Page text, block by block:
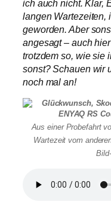
ich auch nicht. Klar,
langen Wartezeiten,
geworden. Aber
angesagt – auch
trotzdem so, wie sie
sonst? Schauen wir
noch mal an!
Aus einer Probefahrt
Wartezeit vom